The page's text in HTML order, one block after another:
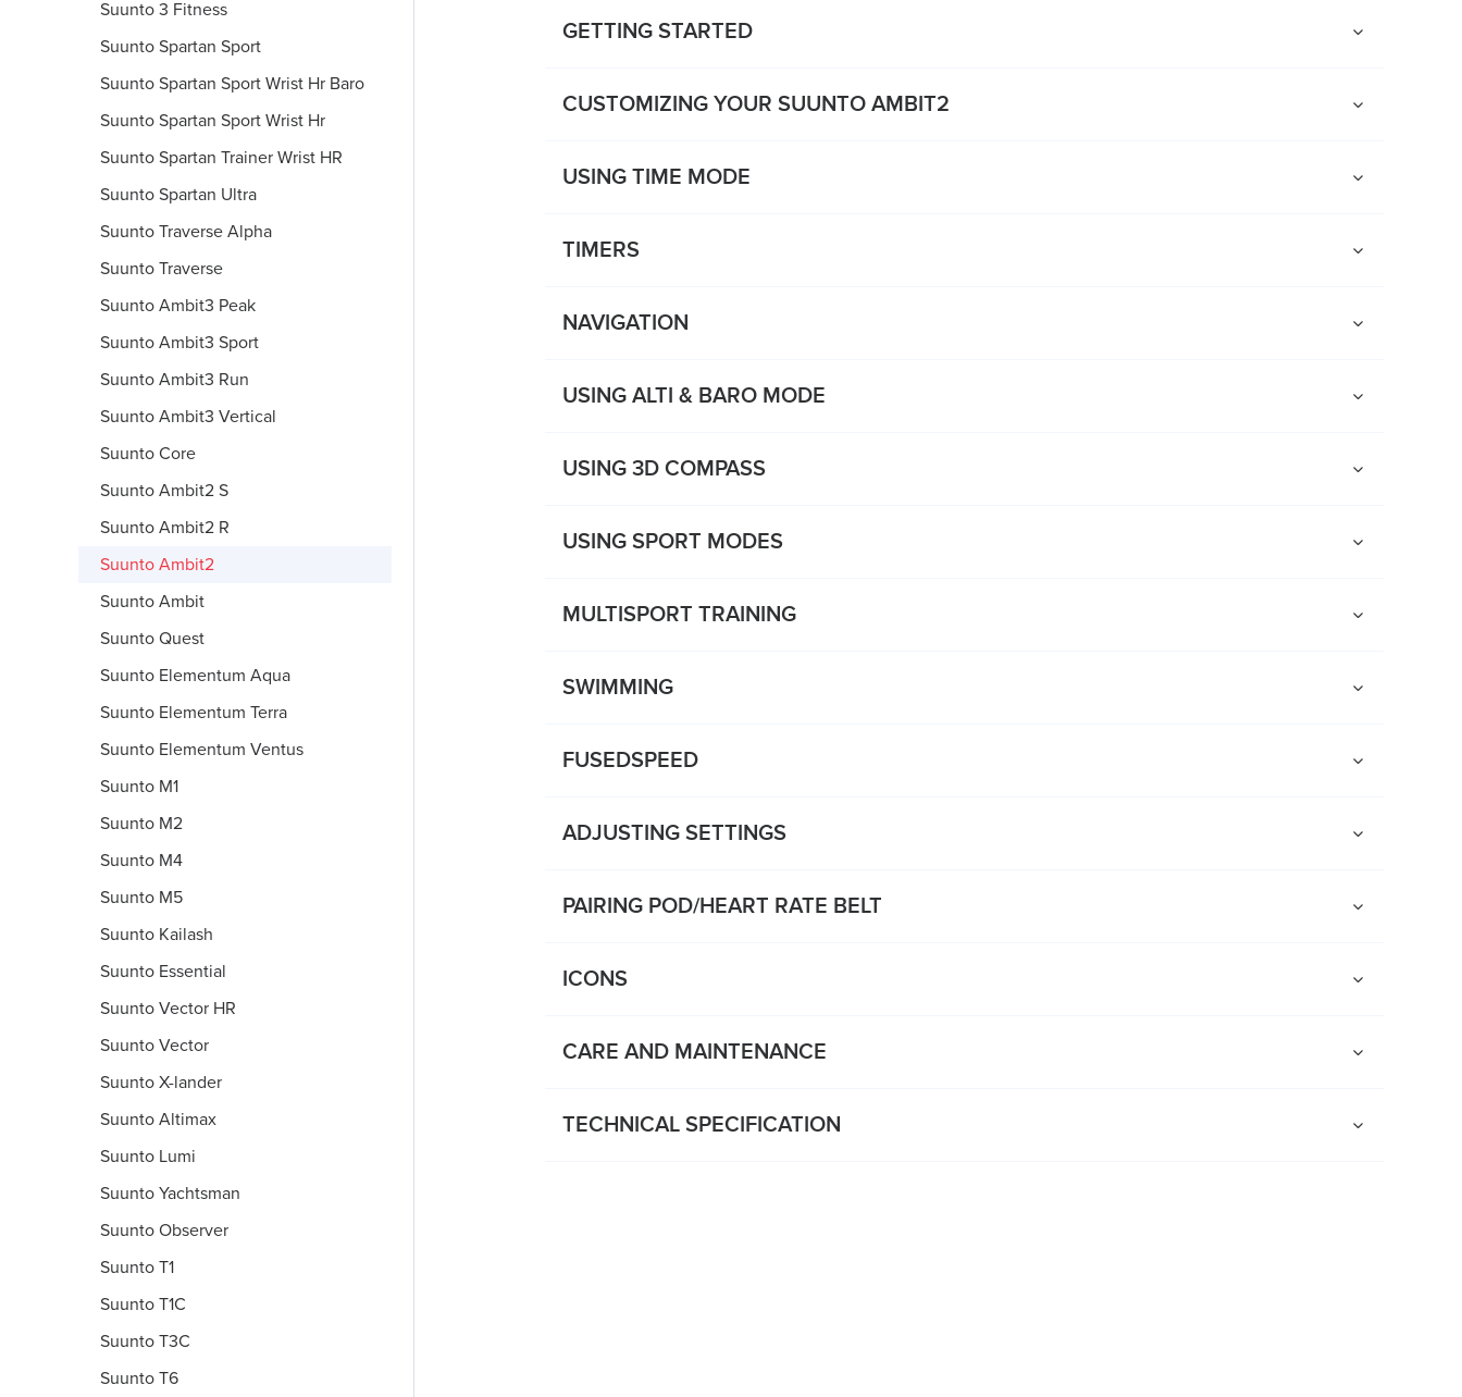
Suunto 3 Fitness
Suunto Spartan Sport
Suunto Spartan Sport Wrist Hr Baro
Suunto Spartan Sport Wrist Hr
Suunto Spartan Trainer Wrist HR
Suunto Spartan Ultra
Suunto Traverse Alpha
Suunto Traverse
Suunto Ambit3 Peak
Suunto Ambit3 Sport
Suunto Ambit3 Run
Suunto Ambit3 Vertical
Suunto Core
Suunto Ambit2 S
Suunto Ambit2 R
Suunto Ambit2
Suunto Ambit
Suunto Quest
Suunto Elementum Aqua
Suunto Elementum Terra
Suunto Elementum Ventus
Suunto M1
Suunto M2
Suunto M4
Suunto M5
Suunto Kailash
Suunto Essential
Suunto Vector HR
Suunto Vector
Suunto X-lander
Suunto Altimax
Suunto Lumi
Suunto Yachtsman
Suunto Observer
Suunto T1
Suunto T1C
Suunto T3C
Suunto T6
GETTING STARTED
CUSTOMIZING YOUR SUUNTO AMBIT2
USING TIME MODE
TIMERS
NAVIGATION
USING ALTI & BARO MODE
USING 3D COMPASS
USING SPORT MODES
MULTISPORT TRAINING
SWIMMING
FUSEDSPEED
ADJUSTING SETTINGS
PAIRING POD/HEART RATE BELT
ICONS
CARE AND MAINTENANCE
TECHNICAL SPECIFICATION